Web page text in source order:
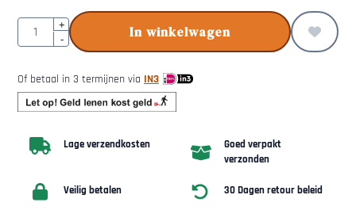
Aantal
+
-
In winkelwagen
Of betaal in 3 termijnen via IN3
Lage verzendkosten
Goed verpakt
verzonden
Veilig betalen 30 Dagen retour beleid